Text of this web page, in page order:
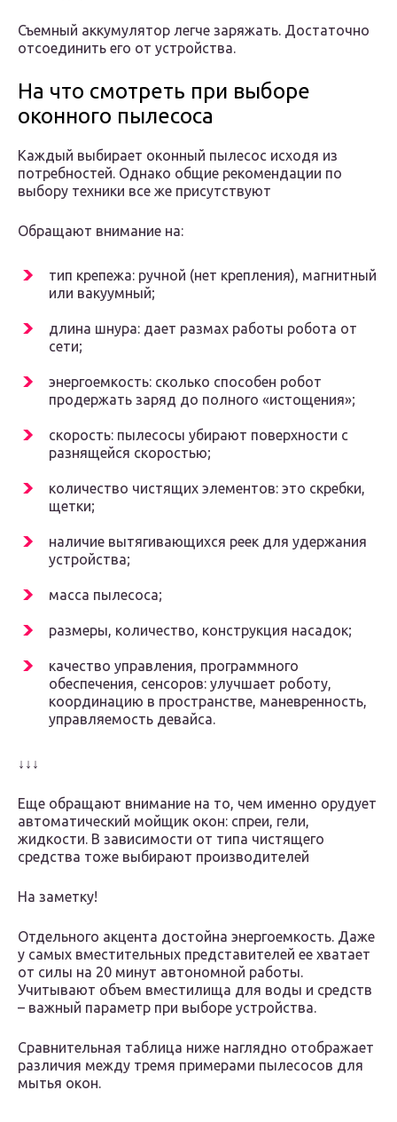
Съемный аккумулятор легче заряжать. Достаточно
отсоединить его от устройства.
На что смотреть при выборе
оконного пылесоса
Каждый выбирает оконный пылесос исходя из
потребностей. Однако общие рекомендации по
выбору техники все же присутствуют
Обращают внимание на:
тип крепежа: ручной (нет крепления), магнитный
или вакуумный;
длина шнура: дает размах работы робота от
сети;
энергоемкость: сколько способен робот
продержать заряд до полного «истощения»;
скорость: пылесосы убирают поверхности с
разнящейся скоростью;
количество чистящих элементов: это скребки,
щетки;
наличие вытягивающихся реек для удержания
устройства;
масса пылесоса;
размеры, количество, конструкция насадок;
качество управления, программного
обеспечения, сенсоров: улучшает роботу,
координацию в пространстве, маневренность,
управляемость девайса.
↓↓↓
Еще обращают внимание на то, чем именно орудует
автоматический мойщик окон: спреи, гели,
жидкости. В зависимости от типа чистящего
средства тоже выбирают производителей
На заметку!
Отдельного акцента достойна энергоемкость. Даже
у самых вместительных представителей ее хватает
от силы на 20 минут автономной работы.
Учитывают объем вместилища для воды и средств
– важный параметр при выборе устройства.
Сравнительная таблица ниже наглядно отображает
различия между тремя примерами пылесосов для
мытья окон.